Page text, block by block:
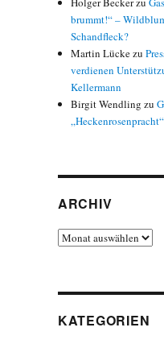
brummt!“ –
Schandfleck?
Martin Lückezu
verdienen
Kellermann
Birgit Wendling zu
„Heckenrosenpracht“
ARCHIV
Archiv
KATEGORIEN